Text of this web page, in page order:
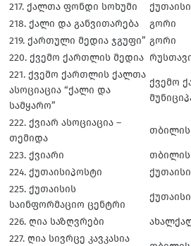
217. ქალთა ფონდი სოხუმი
ქუთაისი
218. ქალი და განვითარება
გორი
219. ქართული მედია ჯგუფი” გორი
220. ქვემო ქართლის მედია
221. ქვემო ქართლის ქალთა
ასოციაცია “ქალი და
სამყარო”
ქვემო
222. ქვიარ ასოციაცია –
თემიდა
223. ქვიარი
224. ქუთაისიპოსტი
ქუთაისი
225. ქუთაისის
საინფორმაციო ცენტრი
ქუთაისი
226. ღია საზღვრები
227. ღია სივრცე კავკასია